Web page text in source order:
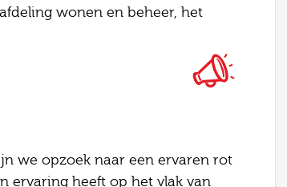
wonen en beheer, het
we opzoek naar een ervaren rot
ervaring heeft op het vlak van
met hetprivacy statement Job alerts